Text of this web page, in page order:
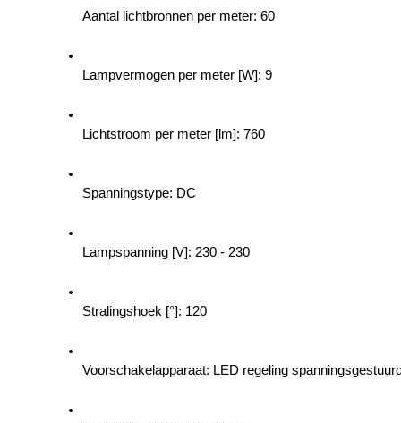
Aantal lichtbronnen per meter: 60
Lampvermogen per meter [W]: 9
Lichtstroom per meter [lm]: 760
Spanningstype: DC
Lampspanning [V]: 230 - 230
Stralingshoek [°]: 120
Voorschakelapparaat: LED regeling